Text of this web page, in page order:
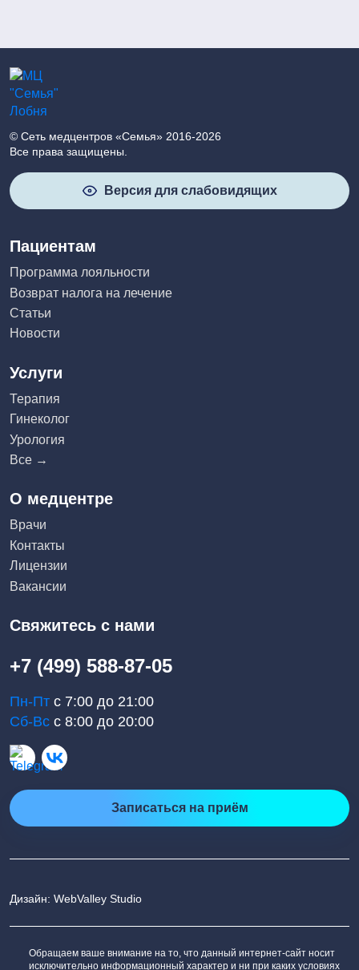
© Сеть медцентров «Семья» 2016-2026
Все права защищены.
Версия для слабовидящих
Пациентам
Программа лояльности
Возврат налога на лечение
Статьи
Новости
Услуги
Терапия
Гинеколог
Урология
Все →
О медцентре
Врачи
Контакты
Лицензии
Вакансии
Свяжитесь с нами
+7 (499) 588-87-05
Пн-Пт с 7:00 до 21:00
Сб-Вс с 8:00 до 20:00
Записаться на приём
Дизайн: WebValley Studio
Обращаем ваше внимание на то, что данный интернет-сайт носит
исключительно информационный характер и ни при каких условиях